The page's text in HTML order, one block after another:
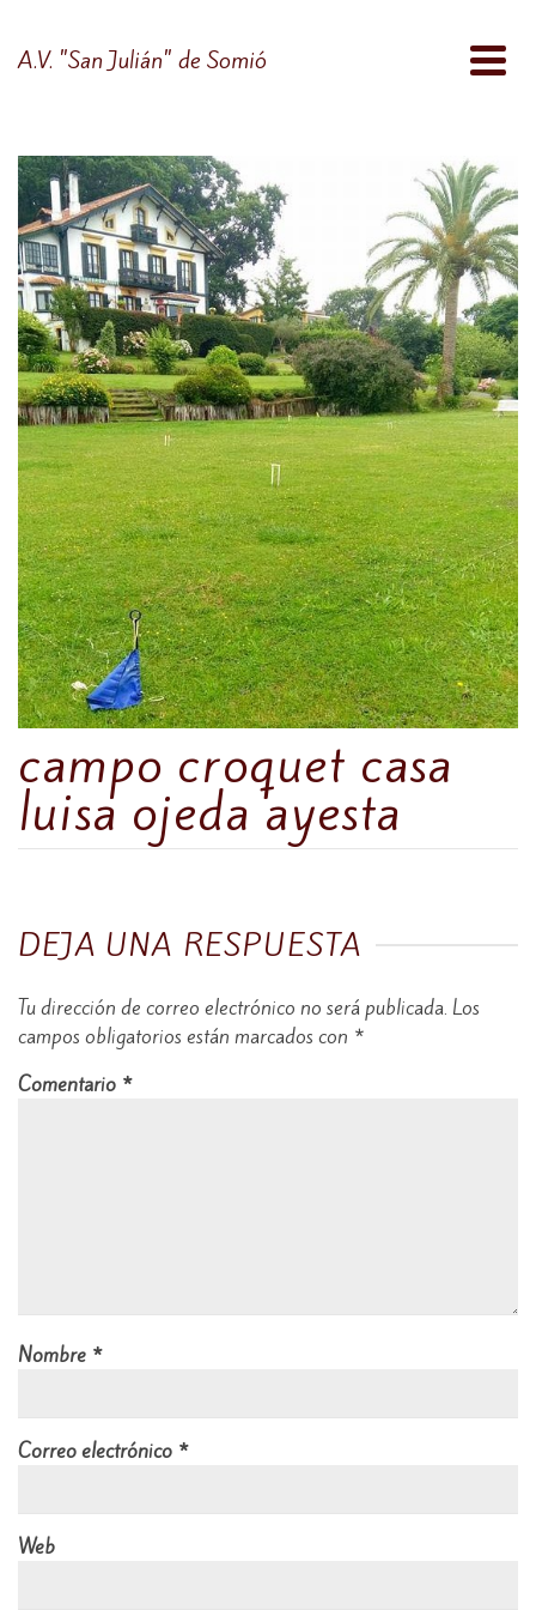
A.V. "San Julián" de Somió
campo croquet casa
luisa ojeda ayesta
DEJA UNA RESPUESTA
Tu dirección de correo electrónico no será publicada. Los
campos obligatorios están marcados con *
Comentario *
Nombre *
Correo electrónico *
Web